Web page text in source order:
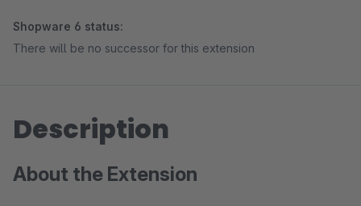
Shopware 6 status:
There will be no successor for this extension
Description
About the Extension